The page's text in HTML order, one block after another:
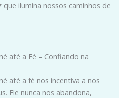
ilumina nossos caminhos de
até a Fé – Confiando na
até a fé nos incentiva a nos
Ele nunca nos abandona,